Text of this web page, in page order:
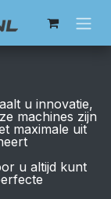
u innovatie,
machines zijn
maximale uit
u altijd kunt